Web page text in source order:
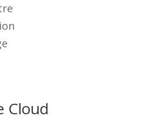
Cloud